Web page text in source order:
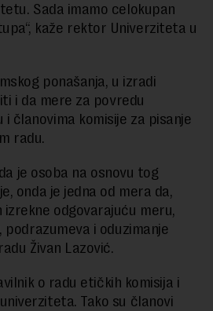
Sada imamo celokupan
kaže rektor Univerziteta u
ponašanja, u izradi
i da mere za povredu
članovima komisije za pisanje
radu.
je osoba na osnovu tog
onda je jedna od mera da,
odgovarajuću meru,
i oduzimanje
Živan Lazović.
o radu etičkih komisija i
Tako su članovi